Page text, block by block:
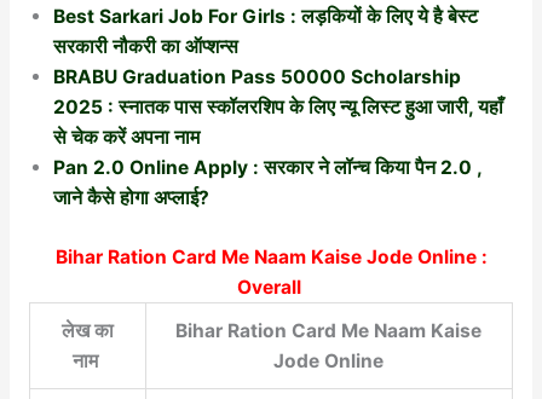
Best Sarkari Job For Girls : लड़कियों के लिए ये है बेस्ट
सरकारी नौकरी का ऑप्शन्स
BRABU Graduation Pass 50000 Scholarship
2025 : स्नातक पास स्कॉलरशिप के लिए न्यू लिस्ट हुआ जारी, यहाँ
से चेक करें अपना नाम
Pan 2.0 Online Apply : सरकार ने लॉन्च किया पैन 2.0 ,
जाने कैसे होगा अप्लाई?
Bihar Ration Card Me Naam Kaise Jode Online :
Overall
लेख का
नाम
Bihar Ration Card Me Naam Kaise
Jode Online